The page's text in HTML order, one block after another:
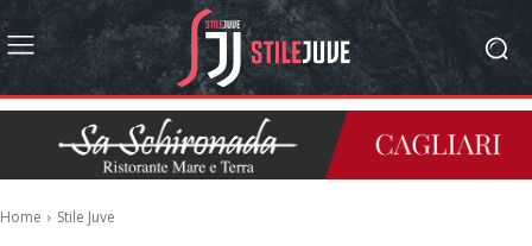
Home Stile Juve